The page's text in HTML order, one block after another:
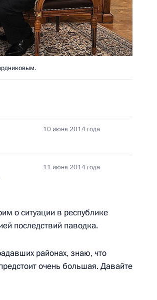
ЕГЭ
10 июня 2014 года
11 июня 2014 года
о ситуации в республике
последствий паводка.
районах, знаю, что
очень большая. Давайте